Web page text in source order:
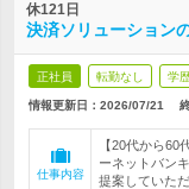
休121日
決済ソリューション
正社員 転勤なし 学
情報更新日：2026/07/21
仕事内容
【20代から60
ーネットバン
提案していただ